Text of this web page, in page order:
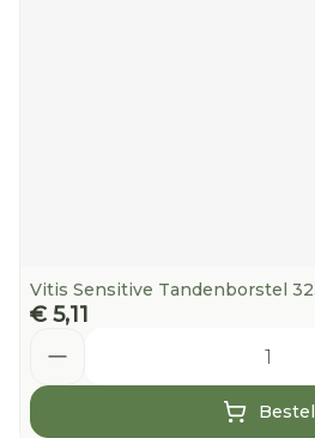
Vitis Sensitive Tandenborstel
€ 5,11
Bestel